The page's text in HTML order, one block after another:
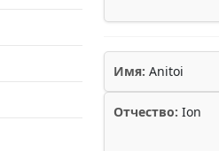
Имя: Anitoi
Отчество: Ion